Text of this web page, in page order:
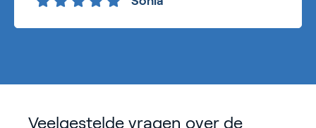
Veelgestelde vragen over de